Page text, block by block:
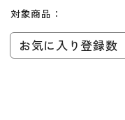
対象商品：
お気に入り登録数